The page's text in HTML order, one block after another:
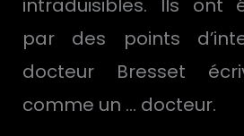
intraduisibles. Ils ont
par des points
docteur Bresset
comme un … docteur.